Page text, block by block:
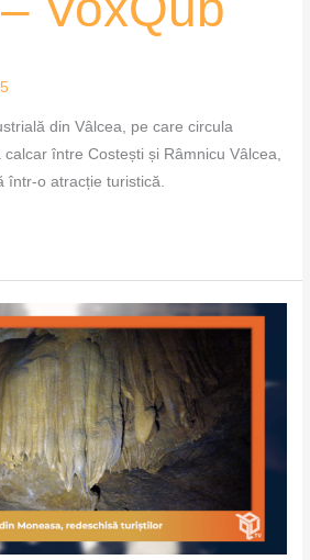
din Vâlcea, pe care circula
între Costești și Râmnicu Vâlcea,
într-o atracție turistică.